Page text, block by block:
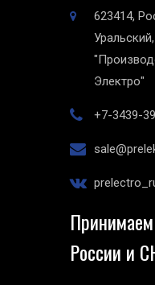
623414,
Электро"
+7-3439-
России и